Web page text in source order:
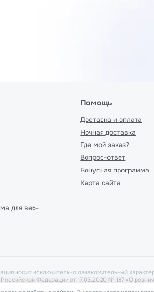
для веб-
Помощь
Доставка и оплата
Ночная доставка
Где мой заказ?
Вопрос-ответ
Бонусная программа
Карта сайта
носит исключительно ознакомительный
Федерации от 17.03.2020 № 187 «О
при предоставлении рецепта. Бронирование